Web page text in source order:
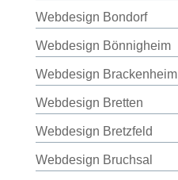
Webdesign Bondorf
Webdesign Bönnigheim
Webdesign Brackenheim
Webdesign Bretten
Webdesign Bretzfeld
Webdesign Bruchsal